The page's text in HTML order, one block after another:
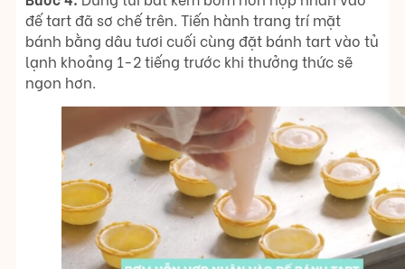
đế tart đã sơ chế trên. Tiến hành trang trí mặt
bánh bằng dâu tươi cuối cùng đặt bánh tart vào tủ
lạnh khoảng 1-2 tiếng trước khi thưởng thức sẽ
ngon hơn.